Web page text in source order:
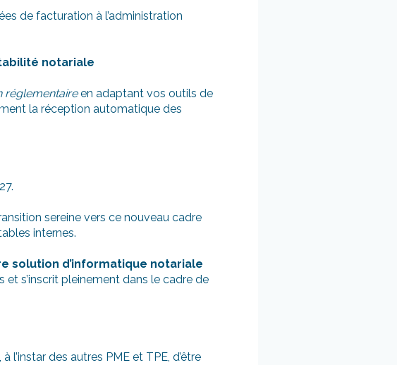
de facturation à l’administration
notariale
réglementaireen adaptant vos outils de
la réception automatique des
sereine vers ce nouveau cadre
internes.
solution d’informatique notariale
s’inscrit pleinement dans le cadre de
des autres PME et TPE, d’être